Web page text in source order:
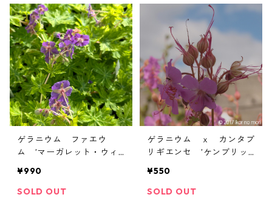
ゲラニウム ファエウ
ム ’マーガレット・ウィ
¥990
SOLD OUT
ゲラニウム ｘ カンタブ
リギエンセ ’ケンブリッ
¥550
SOLD OUT